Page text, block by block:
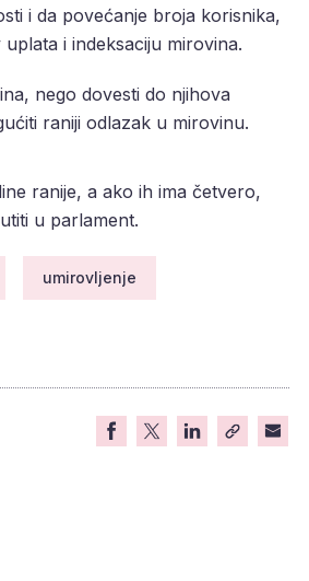
i da povećanje broja korisnika,
i indeksaciju mirovina.
nego dovesti do njihova
raniji odlazak u mirovinu.
ranije, a ako ih ima četvero,
u parlament.
umirovljenje